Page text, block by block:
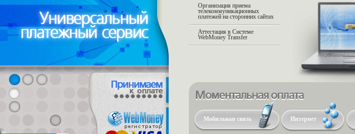
Организация приема
телекоммуникационных
платежей на сторонних сайтах
Аттестация в Системе
WebMoney Transfer
Моментальная оплата
Мобильная связь Интернет